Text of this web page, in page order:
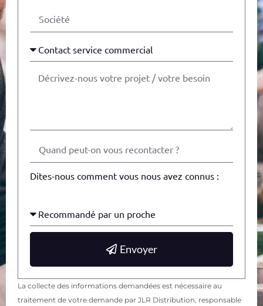
Dites-nous comment vous nous avez connus :
Envoyer
La collecte des informations demandées est nécessaire au
traitement de votre demande par JLR Distribution, responsable